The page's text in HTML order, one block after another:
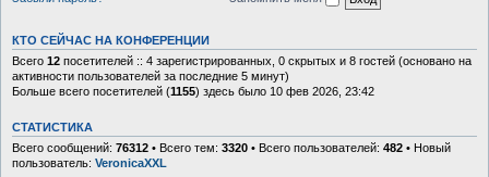
КТО СЕЙЧАС НА КОНФЕРЕНЦИИ
Всего 12 посетителей :: 4 зарегистрированных, 0 скрытых и 8 гостей (основано на
активности пользователей за последние 5 минут)
Больше всего посетителей (1155) здесь было 10 фев 2026, 23:42
СТАТИСТИКА
Всего сообщений: 76312 • Всего тем: 3320 • Всего пользователей: 482 • Новый
пользователь: VeronicaXXL